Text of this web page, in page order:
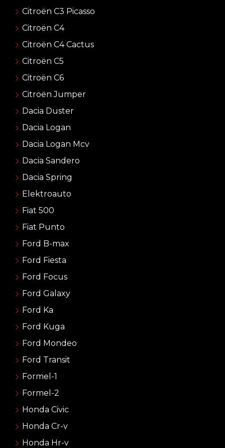
Citroën C3 Picasso
Citroën C4
Citroën C4 Cactus
Citroën C5
Citroën C6
Citroën Jumper
Dacia Duster
Dacia Logan
Dacia Logan Mcv
Dacia Sandero
Dacia Spring
Elektroauto
Fiat 500
Fiat Punto
Ford B-max
Ford Fiesta
Ford Focus
Ford Galaxy
Ford Ka
Ford Kuga
Ford Mondeo
Ford Transit
Formel-1
Formel-2
Honda Civic
Honda Cr-v
Honda Hr-v